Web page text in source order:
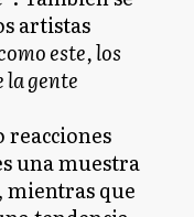
artistas
este, los
la gente
reacciones
una muestra
, mientras que